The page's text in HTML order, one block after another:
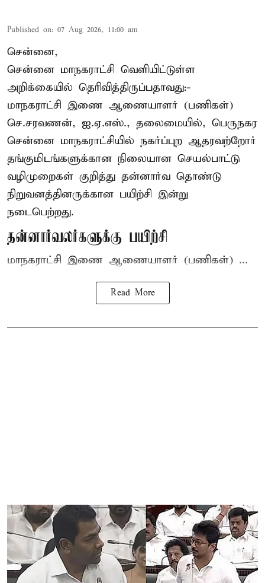
Published on: 07 Aug 2026, 11:00 am
சென்னை,
சென்னை மாநகராட்சி வெளியிட்டுள்ள
அறிக்கையில் தெரிவித்திருப்பதாவது:-
மாநகராட்சி இணை ஆணையாளர் (பணிகள்)
செ.சரவணன், ஐ.ஏ.எஸ்., தலைமையில், பெருநகர
சென்னை மாநகராட்சியில் நகர்ப்புற ஆதரவற்றோர்
தங்குமிடங்களுக்கான நிலையான செயல்பாட்டு
வழிமுறைகள் குறித்து தன்னார்வ தொண்டு
நிறுவனத்தினருக்கான பயிற்சி இன்று
நடைபெற்றது.
தன்னார்வலர்களுக்கு பயிற்சி
மாநகராட்சி இணை ஆணையாளர் (பணிகள்) ...
Read More